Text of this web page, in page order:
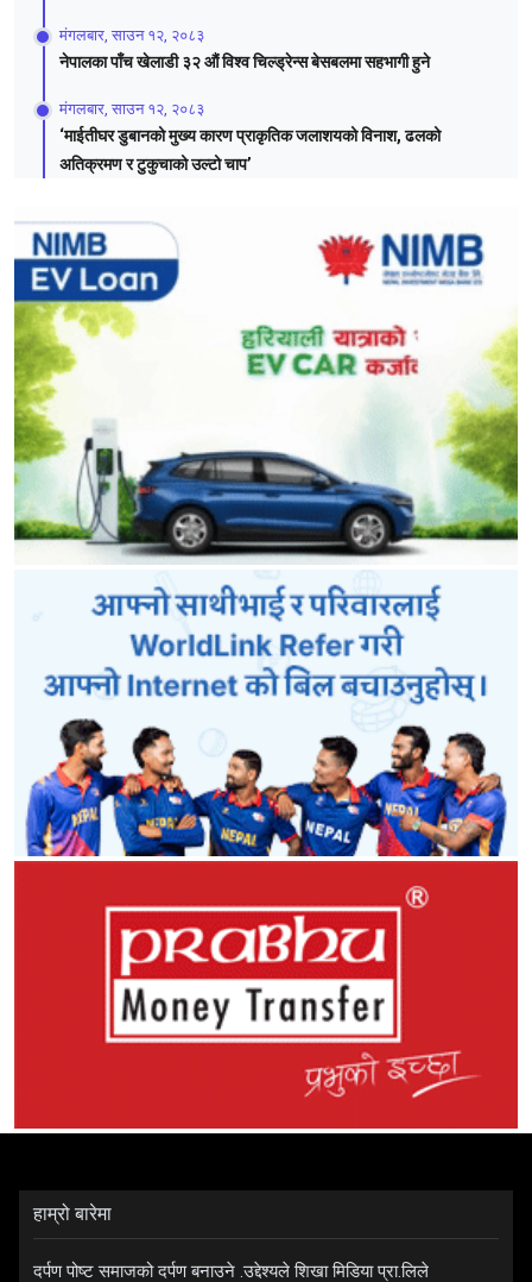
मंगलबार, साउन १२, २०८३
नेपालका पाँच खेलाडी ३२ औं विश्व चिल्ड्रेन्स बेसबलमा सहभागी हुने
मंगलबार, साउन १२, २०८३
‘माईतीघर डुबानको मुख्य कारण प्राकृतिक जलाशयको विनाश, ढलको
अतिक्रमण र टुकुचाको उल्टो चाप’
हाम्रो बारेमा
दर्पण पोष्ट समाजको दर्पण बनाउने .उद्देश्यले शिखा मिडिया प्रा.लिले